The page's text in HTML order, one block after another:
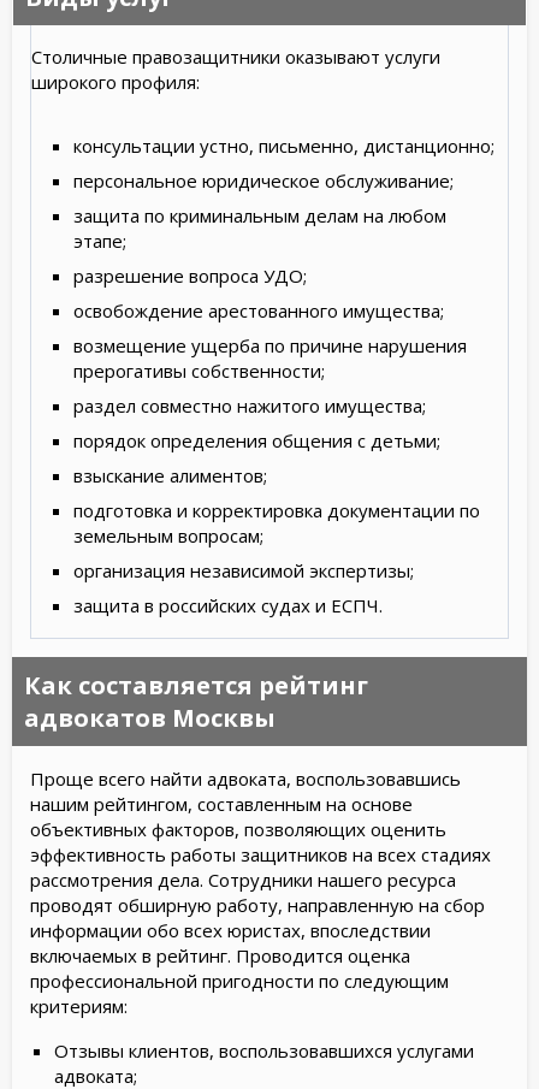
Столичные правозащитники оказывают услуги
широкого профиля:
консультации устно, письменно, дистанционно;
персональное юридическое обслуживание;
защита по криминальным делам на любом
этапе;
разрешение вопроса УДО;
освобождение арестованного имущества;
возмещение ущерба по причине нарушения
прерогативы собственности;
раздел совместно нажитого имущества;
порядок определения общения с детьми;
взыскание алиментов;
подготовка и корректировка документации по
земельным вопросам;
организация независимой экспертизы;
защита в российских судах и ЕСПЧ.
Как составляется рейтинг
адвокатов Москвы
Проще всего найти адвоката, воспользовавшись
нашим рейтингом, составленным на основе
объективных факторов, позволяющих оценить
эффективность работы защитников на всех стадиях
рассмотрения дела. Сотрудники нашего ресурса
проводят обширную работу, направленную на сбор
информации обо всех юристах, впоследствии
включаемых в рейтинг. Проводится оценка
профессиональной пригодности по следующим
критериям:
Отзывы клиентов, воспользовавшихся услугами
адвоката;